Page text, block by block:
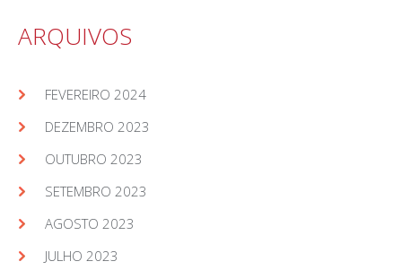
ARQUIVOS
FEVEREIRO 2024
DEZEMBRO 2023
OUTUBRO 2023
SETEMBRO 2023
AGOSTO 2023
JULHO 2023